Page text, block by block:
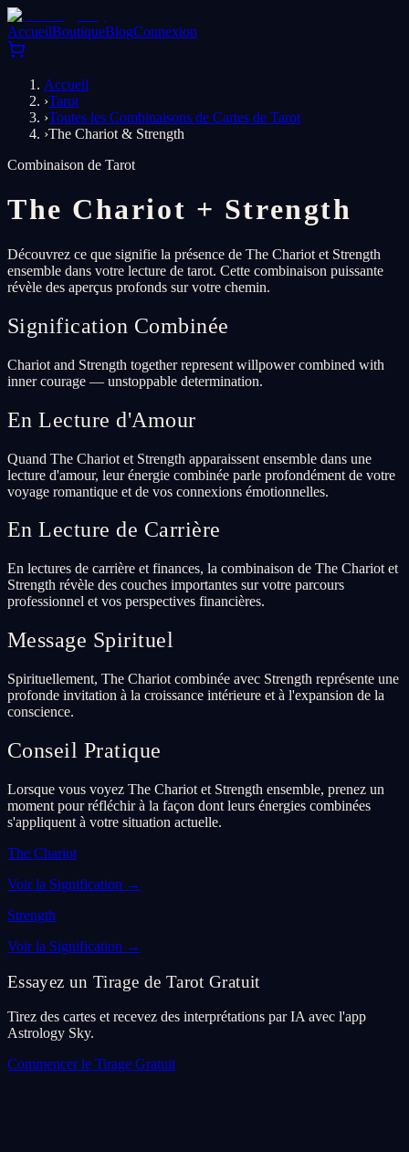
AccueilBoutiqueBlogConnexion
Accueil
›Tarot
›Toutes les Combinaisons de Cartes de Tarot
›The Chariot & Strength
Combinaison de Tarot
The Chariot + Strength
Découvrez ce que signifie la présence de The Chariot et Strength
ensemble dans votre lecture de tarot. Cette combinaison puissante
révèle des aperçus profonds sur votre chemin.
Signification Combinée
Chariot and Strength together represent willpower combined with
inner courage — unstoppable determination.
En Lecture d'Amour
Quand The Chariot et Strength apparaissent ensemble dans une
lecture d'amour, leur énergie combinée parle profondément de votre
voyage romantique et de vos connexions émotionnelles.
En Lecture de Carrière
En lectures de carrière et finances, la combinaison de The Chariot et
Strength révèle des couches importantes sur votre parcours
professionnel et vos perspectives financières.
Message Spirituel
Spirituellement, The Chariot combinée avec Strength représente une
profonde invitation à la croissance intérieure et à l'expansion de la
conscience.
Conseil Pratique
Lorsque vous voyez The Chariot et Strength ensemble, prenez un
moment pour réfléchir à la façon dont leurs énergies combinées
s'appliquent à votre situation actuelle.
The Chariot
Voir la Signification →
Strength
Voir la Signification →
Essayez un Tirage de Tarot Gratuit
Tirez des cartes et recevez des interprétations par IA avec l'app
Astrology Sky.
Commencer le Tirage Gratuit